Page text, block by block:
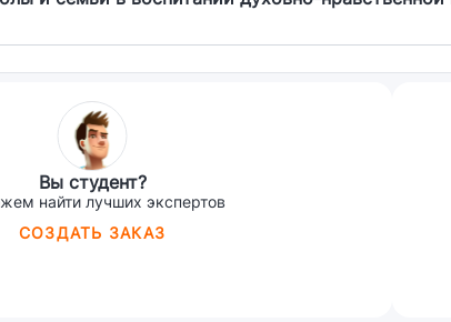
Вы студент?
найти лучших экспертов
СОЗДАТЬ ЗАКАЗ